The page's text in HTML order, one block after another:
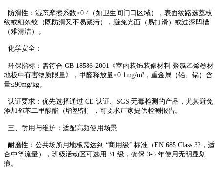
防滑性：湿态摩擦系数≥0.4（如卫生间门口区域），表面纹路选荔枝
纹或细条纹（既防滑又不易藏污），避免光面（易打滑）或过深凹槽
（难清洁）。​
化学安全：​
环保指标：需符合 GB 18586-2001《室内装饰装修材料 聚氯乙烯卷材
地板中有害物质限量》，甲醛释放量≤0.1mg/m³，重金属（铅、镉）含
量≤90mg/kg。​
认证要求：优先选择通过 CE 认证、SGS 无毒检测的产品，尤其避免
添加邻苯二甲酸酯（增塑剂），可要求厂家提供检测报告。​
三、耐用与维护：适配高频使用场景​
耐磨性：公共场所用地板需达到 “商用级” 标准（EN 685 Class 32，适
合中等流量），班级活动区可选用 31 级，确保 3-5 年使用无明显划
痕。​